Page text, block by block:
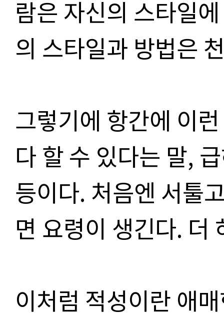
람은 자신의 스타일
의 스타일과 방법은
그렇기에 항간에 이
다 할 수 있다는 말,
등이다. 처음엔 서툴
면 요령이 생긴다. 더
이처럼 적성이란 애